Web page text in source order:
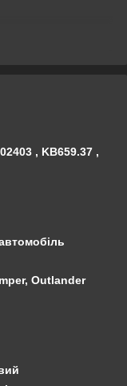
, KB659.37 ,
Outlander